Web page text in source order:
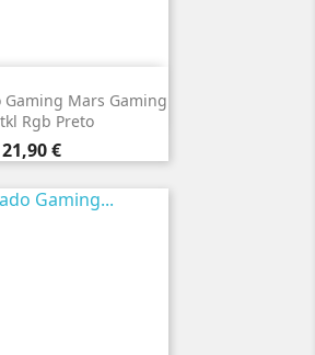
Gaming Mars Gaming
Rgb Preto
Preço
21,90 €
Vista rápida